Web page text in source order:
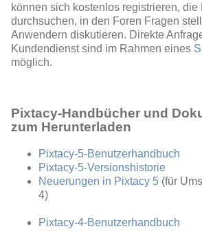
können sich kostenlos registrieren, die
durchsuchen, in den Foren Fragen
Anwendern diskutieren. Direkte
Kundendienst sind im Rahmen eines
möglich.
Pixtacy-Handbücher und
zum Herunterladen
Pixtacy-5-Benutzerhandbuch
Pixtacy-5-Versionshistorie
Neuerungen in Pixtacy 5 (für
4)
Pixtacy-4-Benutzerhandbuch